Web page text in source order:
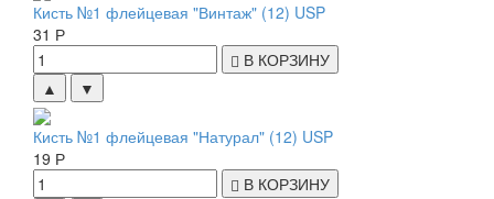
Кисть №1 флейцевая "Винтаж" (12) USP
31 Р
В КОРЗИНУ
▲
▼
Кисть №1 флейцевая "Натурал" (12) USP
19 Р
В КОРЗИНУ